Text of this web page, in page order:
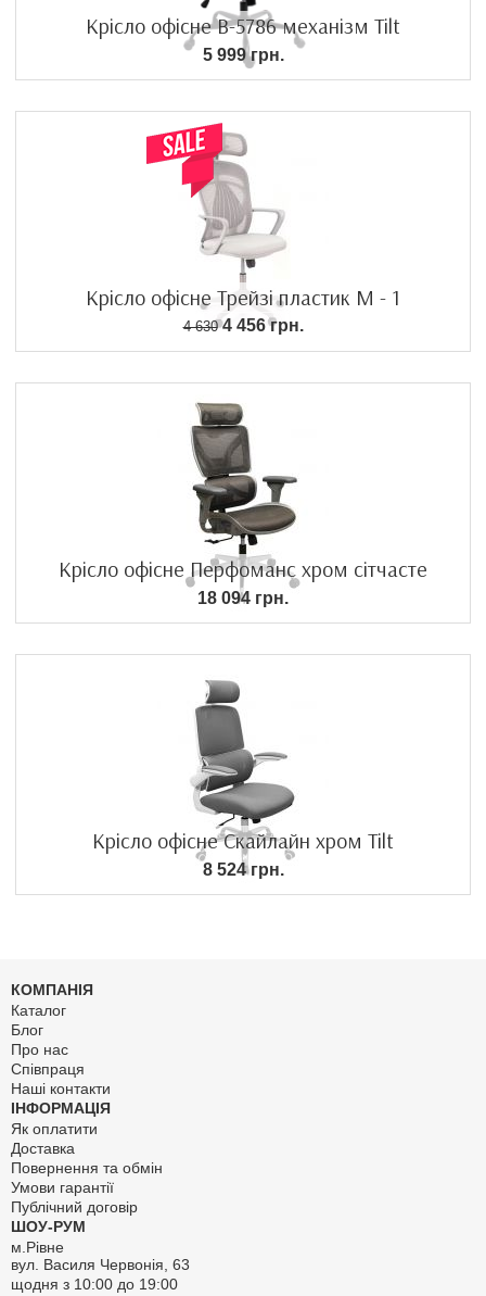
Крісло офісне B-5786 механізм Tilt
5 999 грн.
Крісло офісне Трейзі пластик М - 1
4 6304 456 грн.
Крісло офісне Перфоманс хром сітчасте
18 094 грн.
Крісло офісне Скайлайн хром Tilt
8 524 грн.
КОМПАНІЯ
Каталог
Блог
Про нас
Співпраця
Наші контакти
ІНФОРМАЦІЯ
Як оплатити
Доставка
Повернення та обмін
Умови гарантії
Публічний договір
ШОУ-РУМ
м.Рівне
вул. Василя Червонія, 63
щодня з 10:00 до 19:00